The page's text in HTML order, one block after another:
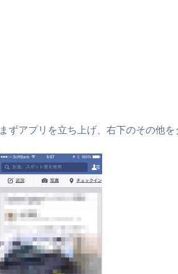
まずアプリを立ち上げ、右下のその他を